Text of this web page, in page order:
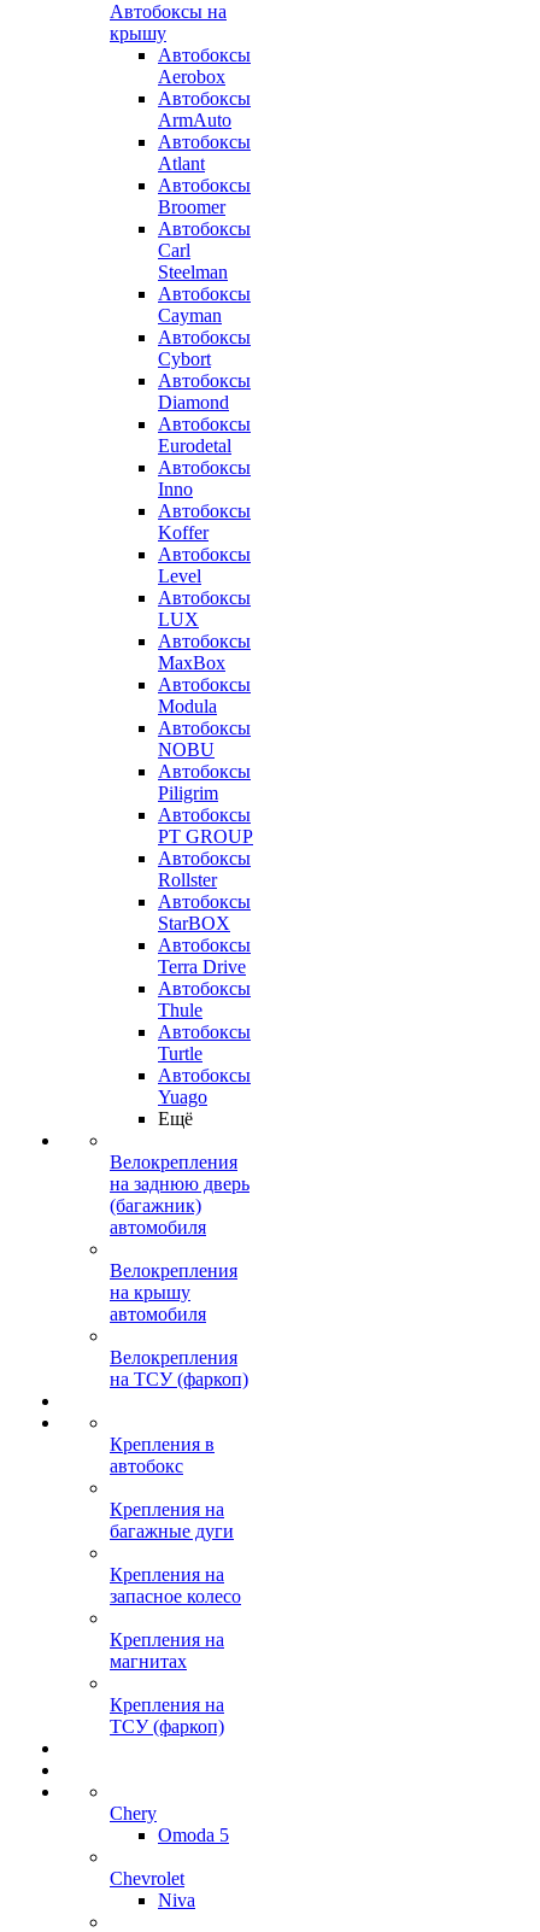
Автобоксы на
крышу
Автобоксы
Aerobox
Автобоксы
ArmAuto
Автобоксы
Atlant
Автобоксы
Broomer
Автобоксы
Carl
Steelman
Автобоксы
Cayman
Автобоксы
Cybort
Автобоксы
Diamond
Автобоксы
Eurodetal
Автобоксы
Inno
Автобоксы
Koffer
Автобоксы
Level
Автобоксы
LUX
Автобоксы
MaxBox
Автобоксы
Modula
Автобоксы
NOBU
Автобоксы
Piligrim
Автобоксы
PT GROUP
Автобоксы
Rollster
Автобоксы
StarBOX
Автобоксы
Terra Drive
Автобоксы
Thule
Автобоксы
Turtle
Автобоксы
Yuago
Ещё
Велокрепления
на заднюю дверь
(багажник)
автомобиля
Велокрепления
на крышу
автомобиля
Велокрепления
на ТСУ (фаркоп)
Крепления в
автобокс
Крепления на
багажные дуги
Крепления на
запасное колесо
Крепления на
магнитах
Крепления на
ТСУ (фаркоп)
Chery
Omoda 5
Chevrolet
Niva